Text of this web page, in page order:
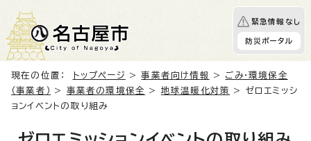
緊急情報なし
防災ポータル
現在の位置： トップページ >事業者向け情報 > ごみ・環境保全
（事業者）
> 事業者の環境保全 > 地球温暖化対策
> ゼロエミッシ
ョンイベントの取り組み